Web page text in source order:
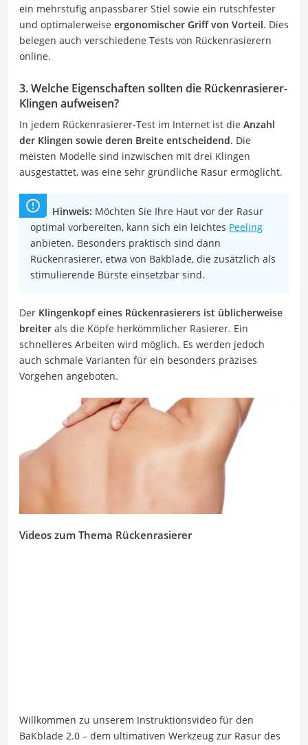
ein mehrstufig anpassbarer Stiel sowie ein rutschfester
und optimalerweise ergonomischer Griff von Vorteil. Dies
belegen auch verschiedene Tests von Rückenrasierern
online.
3. Welche Eigenschaften sollten die Rückenrasierer-
Klingen aufweisen?
In jedem Rückenrasierer-Test im Internet ist die Anzahl
der Klingen sowie deren Breite entscheidend. Die
meisten Modelle sind inzwischen mit drei Klingen
ausgestattet, was eine sehr gründliche Rasur ermöglicht.
Hinweis: Möchten Sie Ihre Haut vor der Rasur
optimal vorbereiten, kann sich ein leichtes Peeling
anbieten. Besonders praktisch sind dann
Rückenrasierer, etwa von Bakblade, die zusätzlich als
stimulierende Bürste einsetzbar sind.
Der Klingenkopf eines Rückenrasierers ist üblicherweise
breiter als die Köpfe herkömmlicher Rasierer. Ein
schnelleres Arbeiten wird möglich. Es werden jedoch
auch schmale Varianten für ein besonders präzises
Vorgehen angeboten.
Videos zum Thema Rückenrasierer
Willkommen zu unserem Instruktionsvideo für den
BaKblade 2.0 – dem ultimativen Werkzeug zur Rasur des